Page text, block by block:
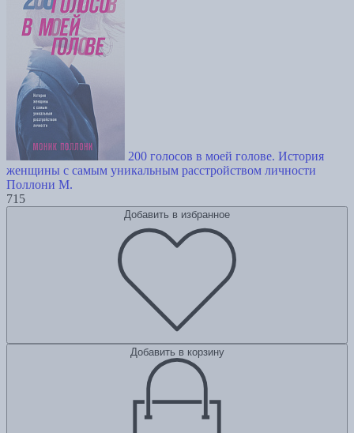
200 голосов в моей голове. История
женщины с самым уникальным расстройством личности
Поллони М.
715
Добавить в избранное
Добавить в корзину